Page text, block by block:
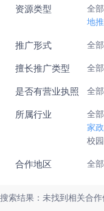
资源类型 全部
地
推广形式 全部
擅长推广类型 全部
是否有营业执照 全部
所属行业 全部
家
校
合作地区 全部
搜索结果：未找到相关合作